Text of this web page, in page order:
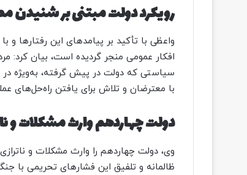
رویکرد دولت مبتنی بر شنیدن
واعظی با تأکید بر پیامدهای این رفتارها و
افکار عمومی منجر گردیده است، بیان کرد:
سیاستی که دولت در پیش گرفته، به‌ویژه
با معترضان و تلاش برای یافتن راه‌حل‌های
دولت چهاردهم وارث مشکلات
وی، دولت چهاردهم را وارث مشکلات و